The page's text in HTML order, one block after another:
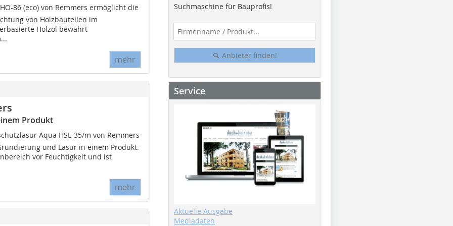
86 (eco) von Remmers ermöglicht die
von Holzbauteilen im
Holzöl bewahrt
mehr
Produkt
Aqua HSL-35/m von Remmers
und Lasur in einem Produkt.
vor Feuchtigkeit und ist
mehr
Suchmaschine für Bauprofis!
Anbieter finden!
Service
Aktuelle Ausgabe
Mediadaten